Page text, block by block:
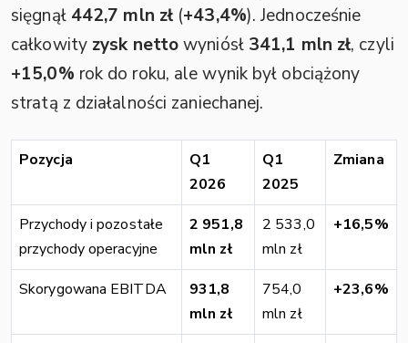
sięgnął 442,7 mln zł (+43,4%). Jednocześnie
całkowity zysk nettowyniósł 341,1 mln zł, czyli
+15,0% rok do roku, ale wynik był obciążony
stratą z działalności zaniechanej.
Pozycja
Q1
2026
Q1
2025
Zmiana
Przychody i pozostałe
przychody operacyjne
2 951,8
mln zł
2 533,0
mln zł
+16,5%
Skorygowana EBITDA
931,8
mln zł
754,0
mln zł
+23,6%